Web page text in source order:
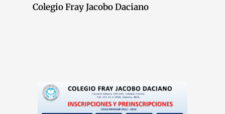
Colegio Fray Jacobo Daciano